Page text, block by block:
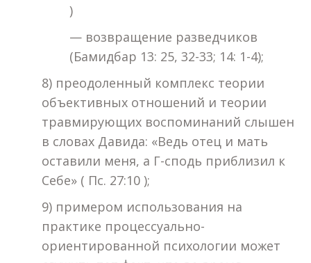
)
— возвращение разведчиков
(Бамидбар 13: 25, 32-33; 14: 1-4);
8) преодоленный комплекс теории
объективных отношений и теории
травмирующих воспоминаний слышен
в словах Давида: «Ведь отец и мать
оставили меня, а Г-сподь приблизил к
Себе» ( Пс. 27:10 );
9) примером использования на
практике процессуально-
ориентированной психологии может